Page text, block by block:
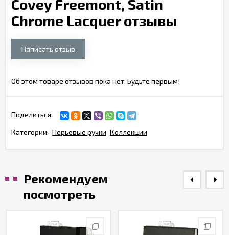
Covey Freemont, Satin
Chrome Lacquer отзывы
Написать отзыв
Об этом товаре отзывов пока нет. Будьте первым!
Поделиться:
Категории: Перьевые ручки Коллекции
Рекомендуем
посмотреть